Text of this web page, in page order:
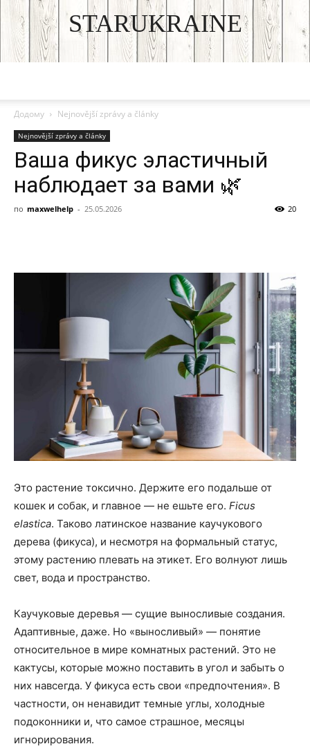
STARUKRAINE
DISCOVER THE ART OF PUBLISHING
Додому Nejnovější zprávy a články
Nejnovější zprávy a články
Ваша фикус эластичный
наблюдает за вами 🌿
по maxwelhelp - 25.05.2026 20
Это растение токсично. Держите его подальше от
кошек и собак, и главное — не ешьте его. Ficus
elastica. Таково латинское название каучукового
дерева (фикуса), и несмотря на формальный статус,
этому растению плевать на этикет. Его волнуют лишь
свет, вода и пространство.
Каучуковые деревья — сущие выносливые создания.
Адаптивные, даже. Но «выносливый» — понятие
относительное в мире комнатных растений. Это не
кактусы, которые можно поставить в угол и забыть о
них навсегда. У фикуса есть свои «предпочтения». В
частности, он ненавидит темные углы, холодные
подоконники и, что самое страшное, месяцы
игнорирования.